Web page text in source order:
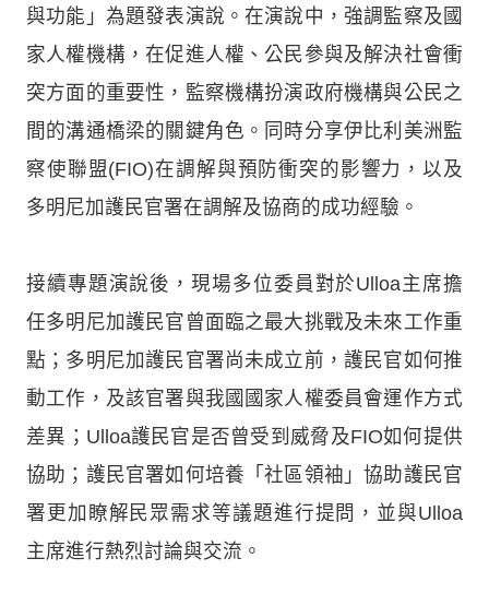
與功能」為題發表演說。在演說中，強調監察及國
家人權機構，在促進人權、公民參與及解決社會衝
突方面的重要性，監察機構扮演政府機構與公民之
間的溝通橋梁的關鍵角色。同時分享伊比利美洲監
察使聯盟(FIO)在調解與預防衝突的影響力，以及
多明尼加護民官署在調解及協商的成功經驗。
接續專題演說後，現場多位委員對於Ulloa主席擔
任多明尼加護民官曾面臨之最大挑戰及未來工作重
點；多明尼加護民官署尚未成立前，護民官如何推
動工作，及該官署與我國國家人權委員會運作方式
差異；Ulloa護民官是否曾受到威脅及FIO如何提供
協助；護民官署如何培養「社區領袖」協助護民官
署更加瞭解民眾需求等議題進行提問，並與Ulloa
主席進行熱烈討論與交流。